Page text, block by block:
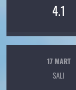
4.1
17 MART
SALI